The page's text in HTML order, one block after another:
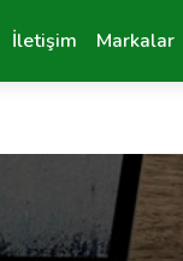
İletişim Markalar